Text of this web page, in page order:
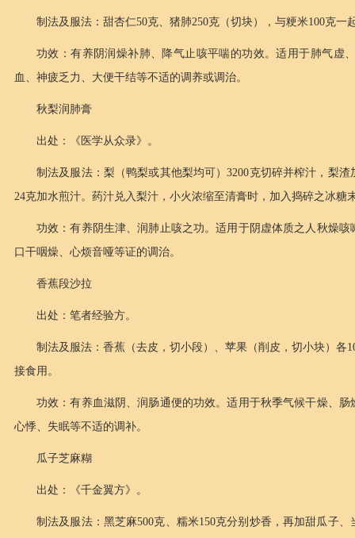
制法及服法：甜杏仁50克、猪肺250克（切块），与粳米100克
功效：有养阴润燥补肺、降气止咳平喘的功效。适用于肺气虚
血、神疲乏力、大便干结等不适的调养或调治。
秋梨润肺膏
出处：《医学从众录》。
制法及服法：梨（鸭梨或其他梨均可）3200克切碎并榨汁，梨
24克加水煎汁。药汁兑入梨汁，小火浓缩至清膏时，加入捣碎之冰糖
功效：有养阴生津、润肺止咳之功。适用于阴虚体质之人秋燥
口干咽燥、心烦音哑等证的调治。
香蕉段沙拉
出处：笔者经验方。
制法及服法：香蕉（去皮，切小段）、苹果（削皮，切小块）
接食用。
功效：有养血滋阴、润肠通便的功效。适用于秋季气候干燥、
心悸、失眠等不适的调补。
瓜子芝麻糊
出处：《千金翼方》。
制法及服法：黑芝麻500克、糯米150克分别炒香，再加甜瓜子